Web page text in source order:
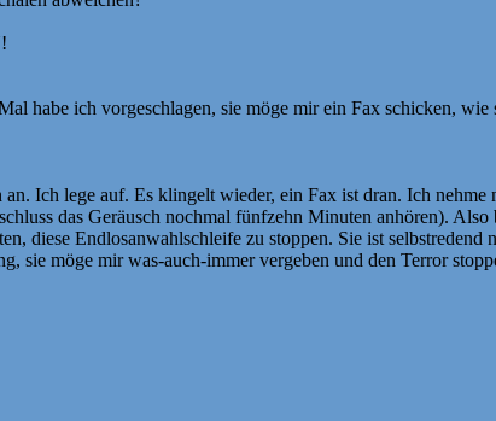
habe ich vorgeschlagen, sie möge mir ein Fax schicken,
Ich lege auf. Es klingelt wieder, ein Fax ist dran. Ich nehme
das Geräusch nochmal fünfzehn Minuten anhören).
diese Endlosanwahlschleife zu stoppen. Sie ist selbstredend
möge mir was-auch-immer vergeben und den Terror